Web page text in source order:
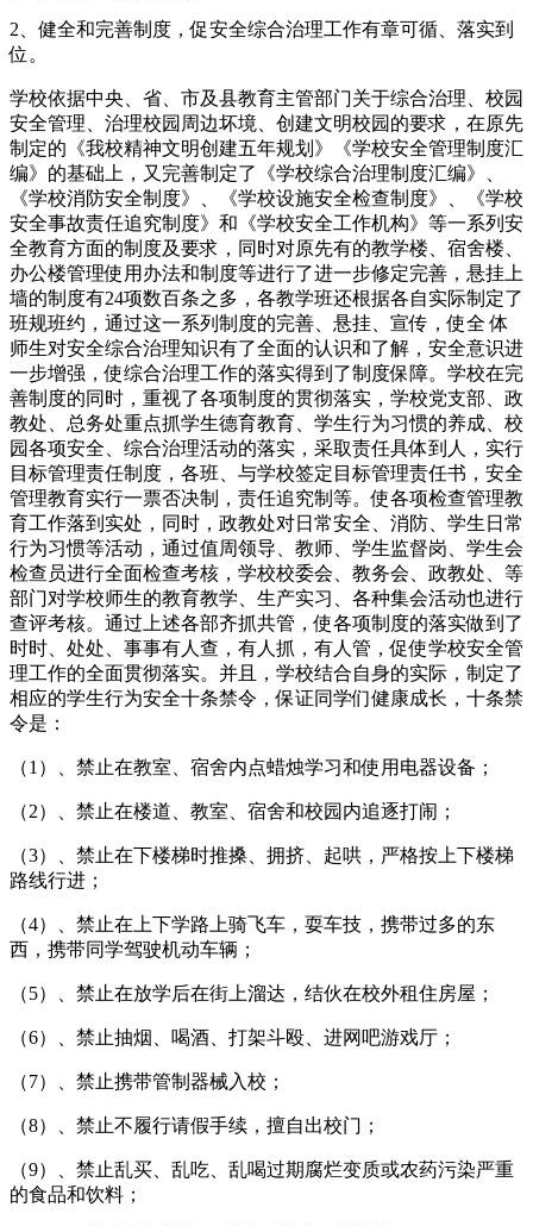
2、健全和完善制度，促安全综合治理工作有章可循、落实到
位。
学校依据中央、省、市及县教育主管部门关于综合治理、校园
安全管理、治理校园周边坏境、创建文明校园的要求，在原先
制定的《我校精神文明创建五年规划》《学校安全管理制度汇
编》的基础上，又完善制定了《学校综合治理制度汇编》、
《学校消防安全制度》、《学校设施安全检查制度》、《学校
安全事故责任追究制度》和《学校安全工作机构》等一系列安
全教育方面的制度及要求，同时对原先有的教学楼、宿舍楼、
办公楼管理使用办法和制度等进行了进一步修定完善，悬挂上
墙的制度有24项数百条之多，各教学班还根据各自实际制定了
班规班约，通过这一系列制度的完善、悬挂、宣传，使全 体
师生对安全综合治理知识有了全面的认识和了解，安全意识进
一步增强，使综合治理工作的落实得到了制度保障。学校在完
善制度的同时，重视了各项制度的贯彻落实，学校党支部、政
教处、总务处重点抓学生德育教育、学生行为习惯的养成、校
园各项安全、综合治理活动的落实，采取责任具体到人，实行
目标管理责任制度，各班、与学校签定目标管理责任书，安全
管理教育实行一票否决制，责任追究制等。使各项检查管理教
育工作落到实处，同时，政教处对日常安全、消防、学生日常
行为习惯等活动，通过值周领导、教师、学生监督岗、学生会
检查员进行全面检查考核，学校校委会、教务会、政教处、等
部门对学校师生的教育教学、生产实习、各种集会活动也进行
查评考核。通过上述各部齐抓共管，使各项制度的落实做到了
时时、处处、事事有人查，有人抓，有人管，促使学校安全管
理工作的全面贯彻落实。并且，学校结合自身的实际，制定了
相应的学生行为安全十条禁令，保证同学们健康成长，十条禁
令是：
（1）、禁止在教室、宿舍内点蜡烛学习和使用电器设备；
（2）、禁止在楼道、教室、宿舍和校园内追逐打闹；
（3）、禁止在下楼梯时推搡、拥挤、起哄，严格按上下楼梯
路线行进；
（4）、禁止在上下学路上骑飞车，耍车技，携带过多的东
西，携带同学驾驶机动车辆；
（5）、禁止在放学后在街上溜达，结伙在校外租住房屋；
（6）、禁止抽烟、喝酒、打架斗殴、进网吧游戏厅；
（7）、禁止携带管制器械入校；
（8）、禁止不履行请假手续，擅自出校门；
（9）、禁止乱买、乱吃、乱喝过期腐烂变质或农药污染严重
的食品和饮料；